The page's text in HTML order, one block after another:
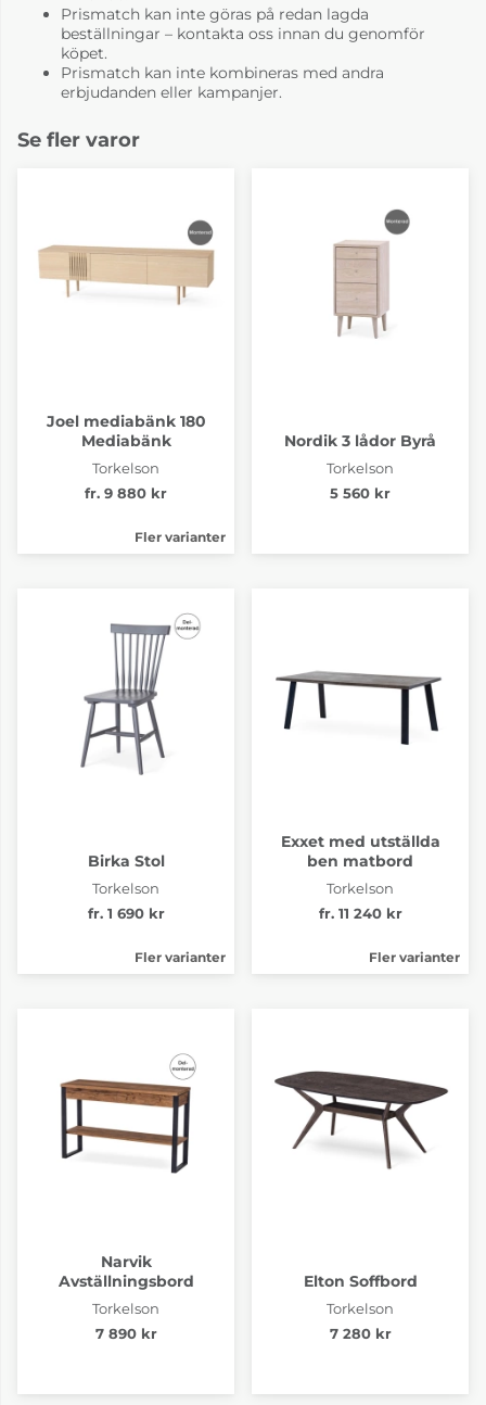
Prismatch kan inte göras på redan lagda
beställningar – kontakta oss innan du genomför
köpet.
Prismatch kan inte kombineras med andra
erbjudanden eller kampanjer.
Se fler varor
Joel mediabänk 180
Mediabänk
Torkelson
fr. 9 880 kr
Fler varianter
Nordik 3 lådor Byrå
Torkelson
5 560 kr
Birka Stol
Torkelson
fr. 1 690 kr
Fler varianter
Exxet med utställda
ben matbord
Torkelson
fr. 11 240 kr
Fler varianter
Narvik
Avställningsbord
Torkelson
7 890 kr
Elton Soffbord
Torkelson
7 280 kr